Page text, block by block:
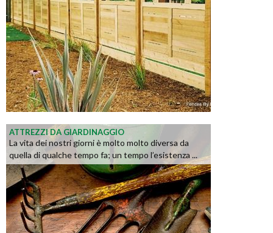
ATTREZZI DA GIARDINAGGIO
La vita dei nostri giorni è molto molto diversa da
quella di qualche tempo fa; un tempo l’esistenza ...